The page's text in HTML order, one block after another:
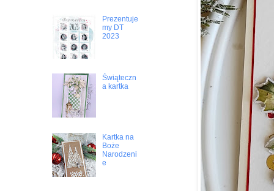
Prezentuje
my DT
2023
Świąteczn
a kartka
Kartka na
Boże
Narodzeni
e